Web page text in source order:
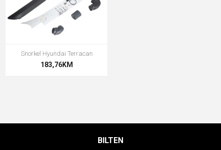
Snorkel Hyundai Terracan
183,76KM
BILTEN